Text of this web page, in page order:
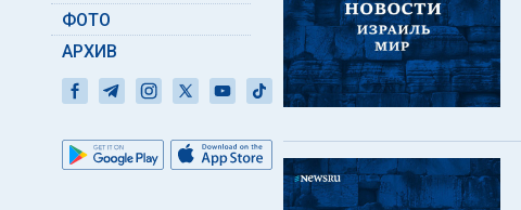
ФОТО
АРХИВ